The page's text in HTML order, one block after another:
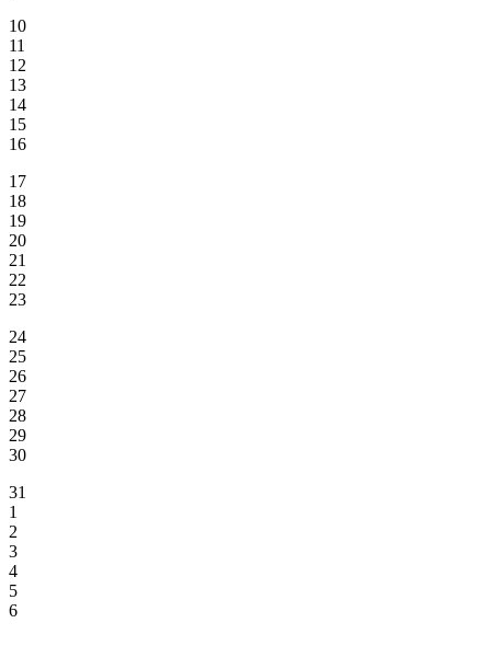
10
11
12
13
14
15
16
17
18
19
20
21
22
23
24
25
26
27
28
29
30
31
1
2
3
4
5
6